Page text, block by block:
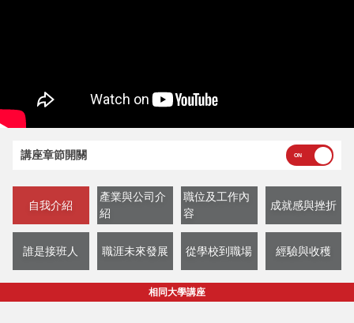
講座章節開關
自我介紹
產業與公司介
紹
職位及工作內
容
成就感與挫折
誰是接班人 職涯未來發展 從學校到職場 經驗與收穫
相同大學講座